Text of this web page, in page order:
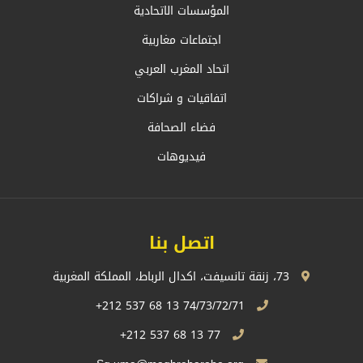
المؤسسات الاتحادية
اجتماعات مغاربية
اتحاد المغرب العربي
اتفاقيات و شراكات
فضاء الصحافة
فيديوهات
اتصل بنا
77 13 68 537 212+